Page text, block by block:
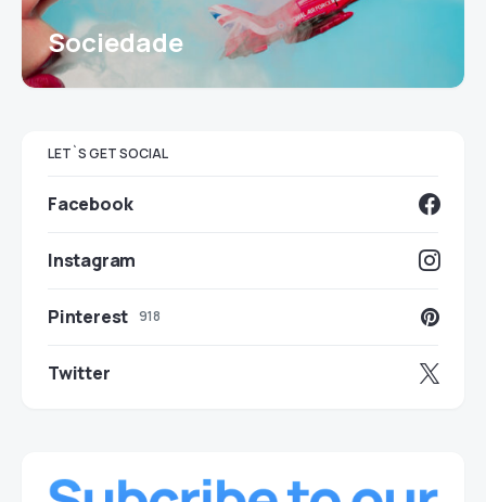
Sociedade
LET`S GET SOCIAL
Facebook
Instagram
Pinterest 918
Twitter